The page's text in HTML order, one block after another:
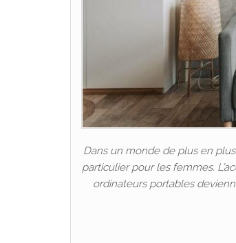
Dans un monde de plus en
particulier pour les femmes.
ordinateurs portables